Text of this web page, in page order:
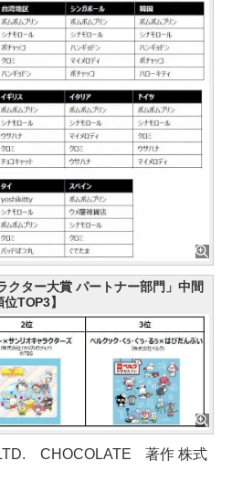
クター大賞 パートナー部門」中間
位TOP3】
CHOCOLATE 著作 株式